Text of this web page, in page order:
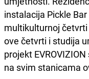
instalacija Pickle
multikulturnoj
ove četvrti i studija
projekt
na svim stanicama